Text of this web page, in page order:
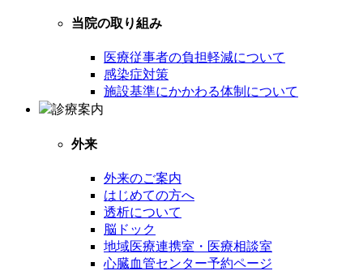
当院の取り組み
医療従事者の負担軽減について
感染症対策
施設基準にかかわる体制について
診療案内
外来
外来のご案内
はじめての方へ
透析について
脳ドック
地域医療連携室・医療相談室
心臓血管センター予約ページ